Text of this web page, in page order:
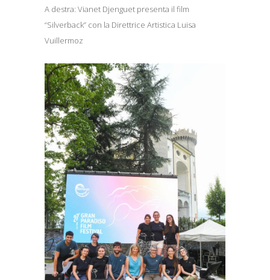
A destra: Vianet Djenguet presenta il film
“Silverback” con la Direttrice Artistica Luisa
Vuillermoz